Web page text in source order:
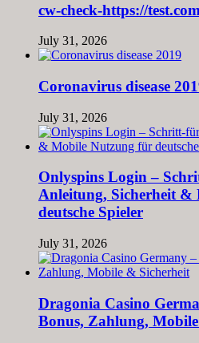
cw-check-https://
July 31, 2026
Coronavirus disease
July 31, 2026
Onlyspins Login –
Anleitung, Sicherheit
deutsche Spieler
July 31, 2026
Dragonia Casino
Bonus, Zahlung,